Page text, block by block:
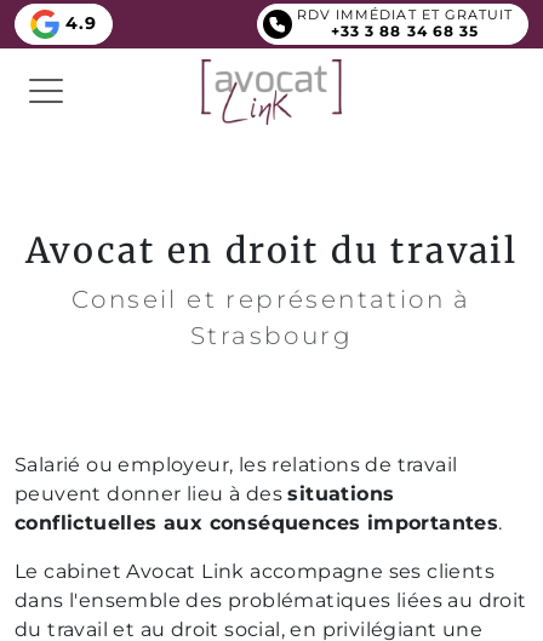
4.9 RDV IMMÉDIAT ET GRATUIT
+33 3 88 34 68 35
Avocat en droit du travail
Conseil et représentation à
Strasbourg
Salarié ou employeur, les relations de travail
peuvent donner lieu à dessituations
conflictuelles aux conséquences importantes.
Le cabinet Avocat Link accompagne ses clients
dans l'ensemble des problématiques liées au droit
du travail et au droit social, en privilégiant une